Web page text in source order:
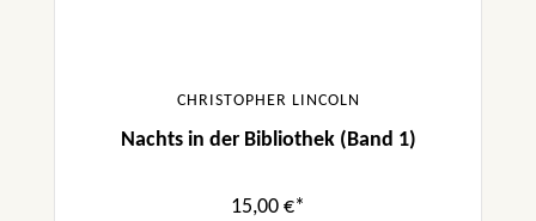
CHRISTOPHER LINCOLN
Nachts in der Bibliothek (Band 1)
15,00 €*